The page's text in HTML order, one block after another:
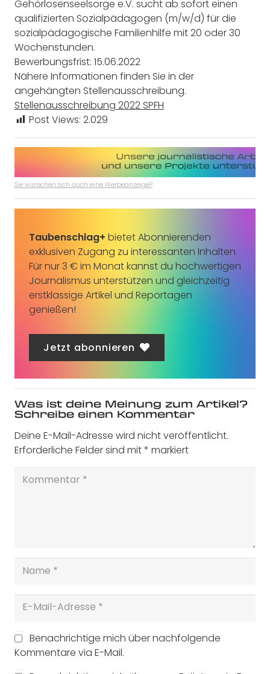
Gehörlosenseelsorge e.V. sucht ab soforteinen
qualifizierten Sozialpädagogen (m/w/d) für die
sozialpädagogische Familienhilfe mit 20 oder 30
Wochenstunden.
Bewerbungsfrist: 15.06.2022
Nähere Informationen finden Sie in der
angehängten Stellenausschreibung.
Stellenausschreibung 2022 SPFH
Post Views: 2.029
Sie wünschen sich auch eine Werbeanzeige?
Taubenschlag+ bietet Abonnierenden
exklusiven Zugang zu interessanten Inhalten.
Für nur 3 € im Monat kannst du hochwertigen
Journalismus unterstützen und gleichzeitig
erstklassige Artikel und Reportagen
genießen!
Jetzt abonnieren
Was ist deine Meinung zum Artikel?
Schreibe einen Kommentar
Deine E-Mail-Adresse wird nicht veröffentlicht.
Erforderliche Felder sind mit* markiert
Benachrichtige mich über nachfolgende
Kommentare via E-Mail.